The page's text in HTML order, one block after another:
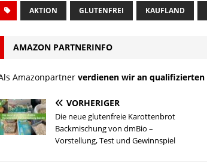
AKTION GLUTENFREI KAUFLAND
AMAZON PARTNERINFO
Amazonpartner verdienen wir an qualifizierten
VORHERIGER
Die neue glutenfreie Karottenbrot
Backmischung von dmBio –
Vorstellung, Test und Gewinnspiel